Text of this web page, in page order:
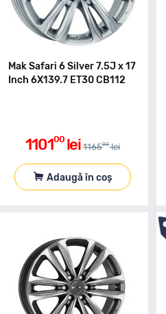
Mak Safari 6 Silver 7.5J x 17
Inch 6X139.7 ET30 CB112
110100 lei 116500 lei
Adaugă în coș